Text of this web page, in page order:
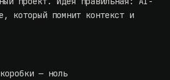
который помнит контекст и
— ноль